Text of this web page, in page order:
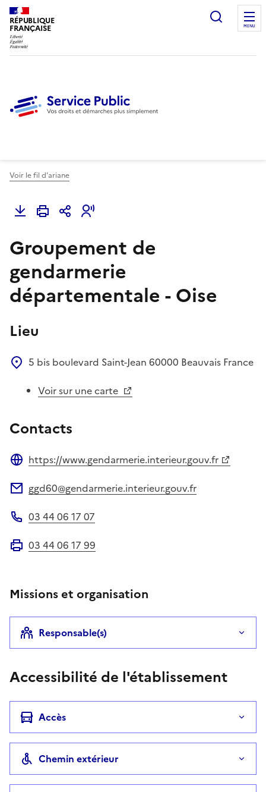
RÉPUBLIQUE
FRANÇAISE
Ouvrir
MENU
Voir le fil d'ariane
Groupement de
gendarmerie
départementale - Oise
Lieu
5 bis boulevard Saint-Jean 60000 Beauvais France
Voir sur une carte
Contacts
https://www.gendarmerie.interieur.gouv.fr
ggd60@gendarmerie.interieur.gouv.fr
03 44 06 17 07
03 44 06 17 99
Missions et organisation
Responsable(s)
Accessibilité de l'établissement
Accès
Chemin extérieur